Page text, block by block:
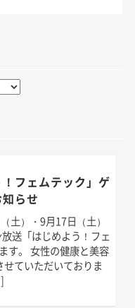
フェムテック」ゲ
らせ
土）・9月17日（土）
送「はじめよう！フェ
す。 女性の健康と美容
ていただいておりま